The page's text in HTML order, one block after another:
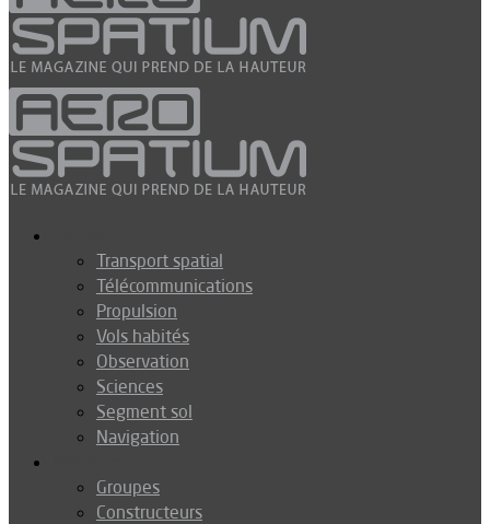
Transport spatial
Télécommunications
Propulsion
Vols habités
Observation
Sciences
Segment sol
Navigation
Groupes
Constructeurs